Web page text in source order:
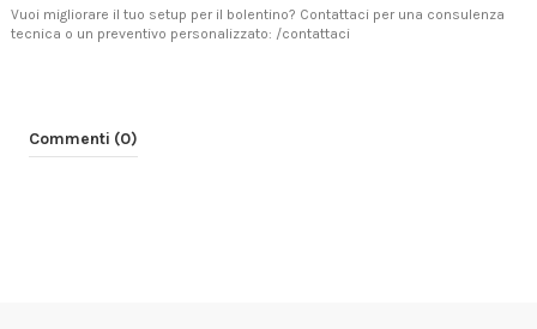
Vuoi migliorare il tuo setup per il bolentino? Contattaci per una consulenza
tecnica o un preventivo personalizzato: /contattaci
Commenti (0)